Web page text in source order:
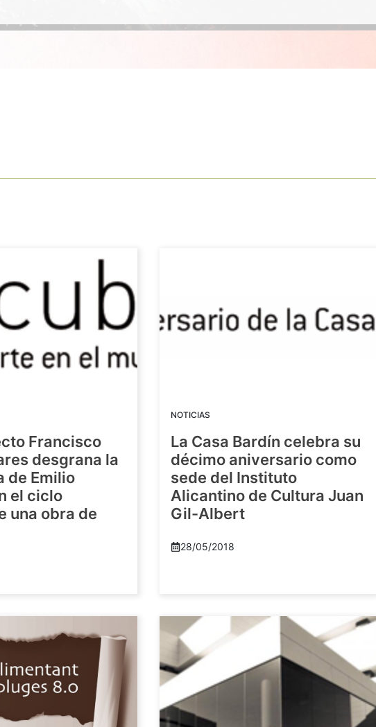
Francisco
desgrana la
de Emilio
el ciclo
una obra de
NOTICIAS
La Casa Bardín celebra su
décimo aniversario como
sede del Instituto
Alicantino de Cultura Juan
Gil-Albert
28/05/2018